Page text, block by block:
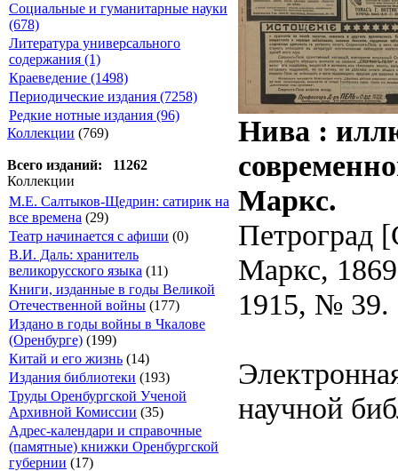
Социальные и гуманитарные науки
(678)
Литература универсального
содержания (1)
Краеведение (1498)
Периодические издания (7258)
Редкие нотные издания (96)
Коллекции (769)
Всего изданий: 11262
Коллекции
М.Е. Салтыков-Щедрин: сатирик на
все времена (29)
Театр начинается с афиши (0)
В.И. Даль: хранитель
великорусского языка (11)
Книги, изданные в годы Великой
Отечественной войны (177)
Издано в годы войны в Чкалове
(Оренбурге) (199)
Китай и его жизнь (14)
Издания библиотеки (193)
Труды Оренбургской Ученой
Архивной Комиссии (35)
Адрес-календари и справочные
(памятные) книжки Оренбургской
губернии (17)
Нива :
Маркс.
Петроград
Маркс,
1915, № 39.
научной